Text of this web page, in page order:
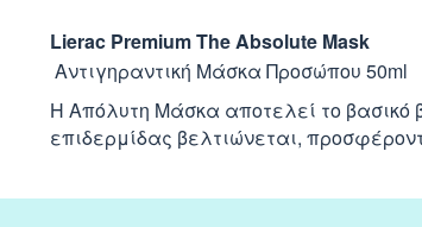
Lierac Premium The Absolute Mask
Αντιγηραντική Μάσκα Προσώπου 50ml
Η Απόλυτη Μάσκα αποτελεί το βασικό
επιδερμίδας βελτιώνεται,